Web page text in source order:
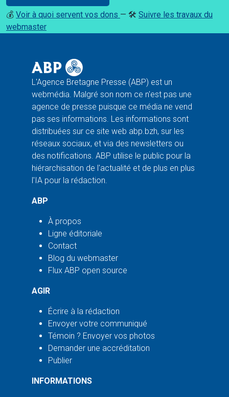
💰 Voir à quoi servent vos dons — 🛠️ Suivre les travaux du
webmaster
L'Agence Bretagne Presse (ABP) est un
webmédia. Malgré son nom ce n'est pas une
agence de presse puisque ce média ne vend
pas ses informations. Les informations sont
distribuées sur ce site web abp.bzh, sur les
réseaux sociaux, et via des newsletters ou
des notifications. ABP utilise le public pour la
hiérarchisation de l'actualité et de plus en plus
l'IA pour la rédaction.
ABP
À propos
Ligne éditoriale
Contact
Blog du webmaster
Flux ABP open source
AGIR
Écrire à la rédaction
Envoyer votre communiqué
Témoin ? Envoyer vos photos
Demander une accréditation
Publier
INFORMATIONS